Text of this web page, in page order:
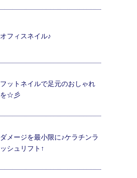
オフィスネイル♪
フットネイルで足元のおしゃれ
を☆彡
ダメージを最小限に♪ケラチンラ
ッシュリフト↑